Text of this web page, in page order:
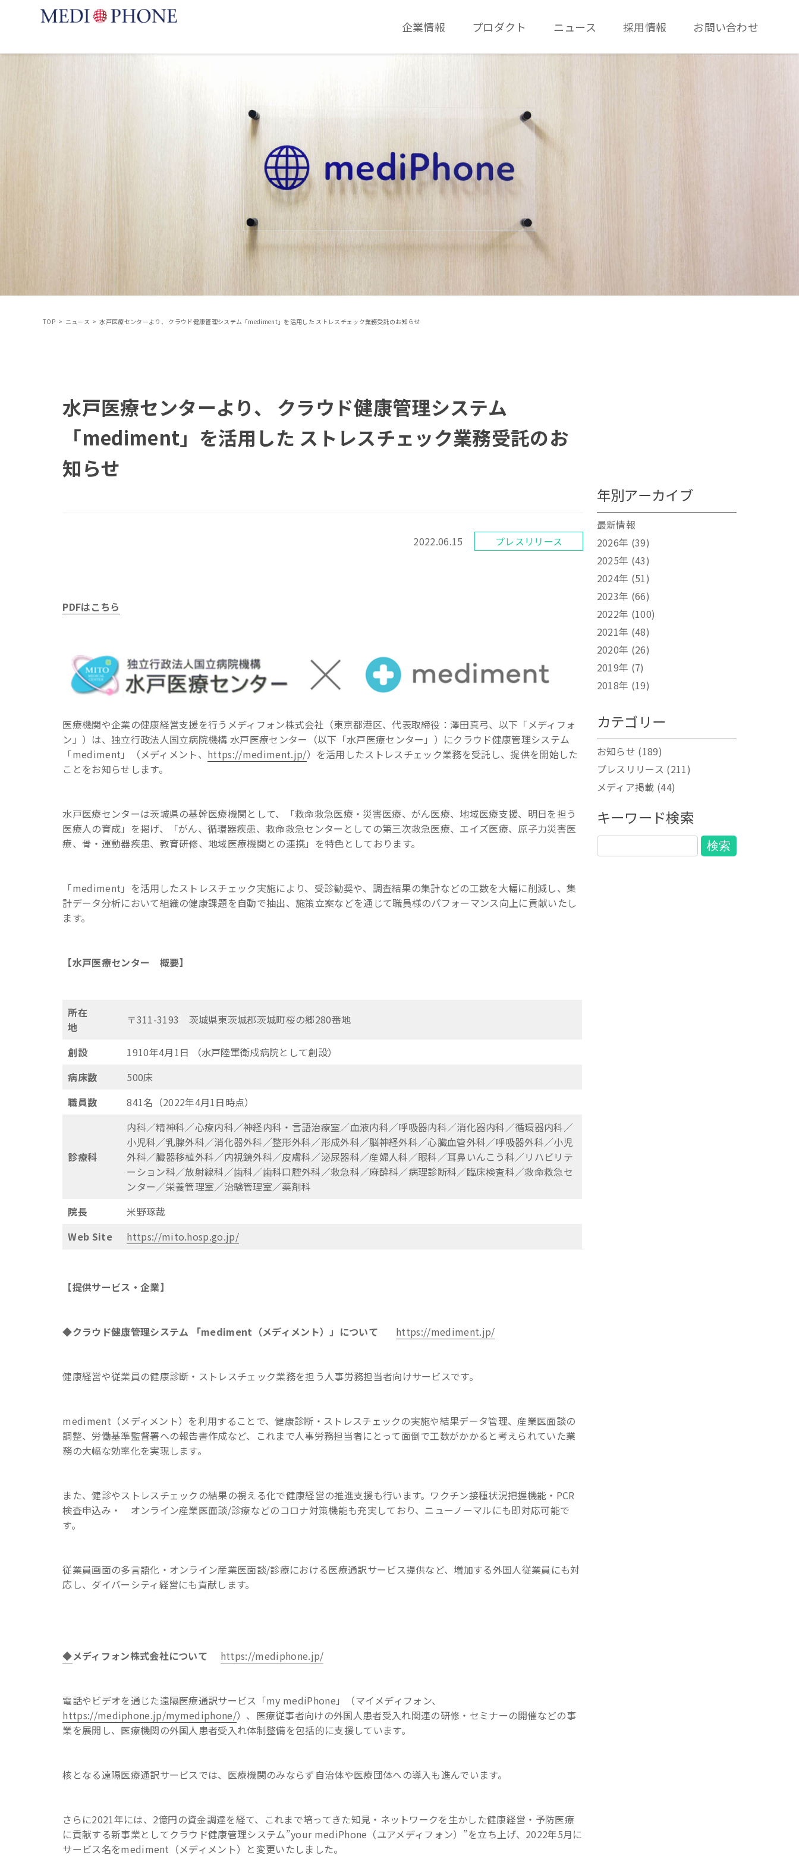
企業情報 プロダクト ニュース 採用情報 お問い合わせ
TOP> ニュース >水戸医療センターより、 クラウド健康管理システム「mediment」を活用した ストレスチェック業務受託のお知らせ
水戸医療センターより、 クラウド健康管理システム
「mediment」を活用した ストレスチェック業務受託のお
知らせ
2022.06.15 プレスリリース
PDFはこちら
医療機関や企業の健康経営支援を行うメディフォン株式会社（東京都港区、代表取締役：澤田真弓、以下「メディフォ
ン」）は、独立行政法人国立病院機構 水戸医療センター（以下「水戸医療センター」）にクラウド健康管理システム
「mediment」（メディメント、 https://mediment.jp/）を活用したストレスチェック業務を受託し、提供を開始した
ことをお知らせします。
水戸医療センターは茨城県の基幹医療機関として、「救命救急医療・災害医療、がん医療、地域医療支援、明日を担う
医療人の育成」を掲げ、「がん、循環器疾患、救命救急センターとしての第三次救急医療、エイズ医療、原子力災害医
療、骨・運動器疾患、教育研修、地域医療機関との連携」を特色としております。
「mediment」を活用したストレスチェック実施により、受診勧奨や、調査結果の集計などの工数を大幅に削減し、集
計データ分析において組織の健康課題を自動で抽出、施策立案などを通じて職員様のパフォーマンス向上に貢献いたし
ます。
【水戸医療センター 概要】
所在
地
〒311-3193 茨城県東茨城郡茨城町桜の郷280番地
創設
1910年4月1日 （水戸陸軍衛戍病院として創設）
病床数
500床
職員数
841名（2022年4月1日時点）
診療科
内科／精神科／心療内科／神経内科・言語治療室／血液内科／呼吸器内科／消化器内科／循環器内科／
小児科／乳腺外科／消化器外科／整形外科／形成外科／脳神経外科／心臓血管外科／呼吸器外科／小児
外科／臓器移植外科／内視鏡外科／皮膚科／泌尿器科／産婦人科／眼科／耳鼻いんこう科／リハビリテ
ーション科／放射線科／歯科／歯科口腔外科／救急科／麻酔科／病理診断科／臨床検査科／救命救急セ
ンター／栄養管理室／治験管理室／薬剤科
院長
米野琢哉
Web Site
https://mito.hosp.go.jp/
【提供サービス・企業】
◆クラウド健康管理システム 「mediment（メディメント）」について https://mediment.jp/
健康経営や従業員の健康診断・ストレスチェック業務を担う人事労務担当者向けサービスです。
mediment（メディメント）を利用することで、健康診断・ストレスチェックの実施や結果データ管理、産業医面談の
調整、労働基準監督署への報告書作成など、これまで人事労務担当者にとって面倒で工数がかかると考えられていた業
務の大幅な効率化を実現します。
また、健診やストレスチェックの結果の視える化で健康経営の推進支援も行います。ワクチン接種状況把握機能・PCR
検査申込み・ オンライン産業医面談/診療などのコロナ対策機能も充実しており、ニューノーマルにも即対応可能で
す。
従業員画面の多言語化・オンライン産業医面談/診療における医療通訳サービス提供など、増加する外国人従業員にも対
応し、ダイバーシティ経営にも貢献します。
◆メディフォン株式会社について https://mediphone.jp/
電話やビデオを通じた遠隔医療通訳サービス「my mediPhone」（マイメディフォン、
https://mediphone.jp/mymediphone/）、医療従事者向けの外国人患者受入れ関連の研修・セミナーの開催などの事
業を展開し、医療機関の外国人患者受入れ体制整備を包括的に支援しています。
核となる遠隔医療通訳サービスでは、医療機関のみならず自治体や医療団体への導入も進んでいます。
さらに2021年には、2億円の資金調達を経て、これまで培ってきた知見・ネットワークを生かした健康経営・予防医療
に貢献する新事業としてクラウド健康管理システム”your mediPhone（ユアメディフォン）”を立ち上げ、2022年5月に
サービス名をmediment（メディメント）と変更いたしました。
年別アーカイブ
最新情報
2026年 (39)
2025年 (43)
2024年 (51)
2023年 (66)
2022年 (100)
2021年 (48)
2020年 (26)
2019年 (7)
2018年 (19)
カテゴリー
お知らせ (189)
プレスリリース (211)
メディア掲載 (44)
キーワード検索